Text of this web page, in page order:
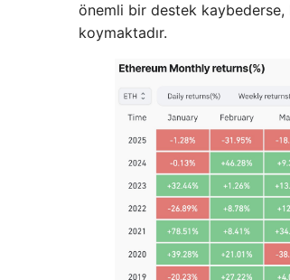
önemli bir destek
koymaktadır.